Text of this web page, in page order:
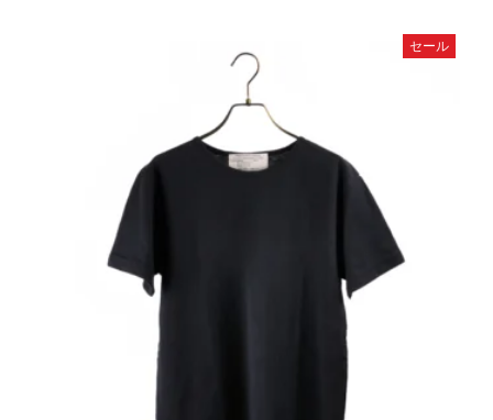
セール